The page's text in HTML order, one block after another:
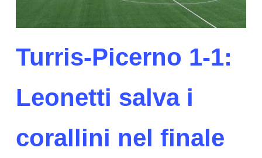
Turris-Picerno 1-1:
Leonetti salva i
corallini nel finale